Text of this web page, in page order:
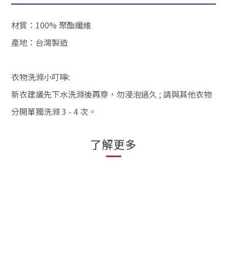
材質：100% 聚酯纖維
產地：台灣製造
衣物洗滌小叮嚀:
新衣建議先下水洗滌後再穿，勿浸泡過久 ; 請與其他衣物
分開單獨洗滌 3 - 4 次。
了解更多